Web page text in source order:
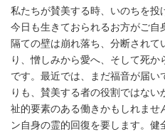
私たちが賛美する時、いのちを投
今日も生きておられるお方がご
隔ての壁は崩れ落ち、分断されて
り、憎しみから愛へ、そして死
です。最近では、まだ福音が届
りも、賛美する者の役割ではな
祉的要素のある働きかもしれませ
ン自身の霊的回復を要します。